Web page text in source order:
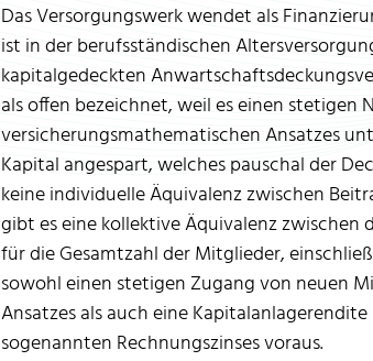
Das Versorgungswerk wendet als
ist in der berufsständischen
kapitalgedeckten
als offen bezeichnet, weil es einen stetigen
versicherungsmathematischen Ansatzes
Kapital angespart, welches pauschal der
keine individuelle Äquivalenz zwischen
gibt es eine kollektive Äquivalenz zwischen
für die Gesamtzahl der Mitglieder,
sowohl einen stetigen Zugang von neuen
Ansatzes als auch eine
sogenannten Rechnungszinses voraus.